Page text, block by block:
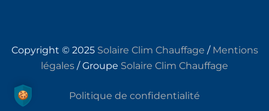
Copyright © 2025 Solaire Clim Chauffage / Mentions
légales / Groupe Solaire Clim Chauffage
Politique de confidentialité